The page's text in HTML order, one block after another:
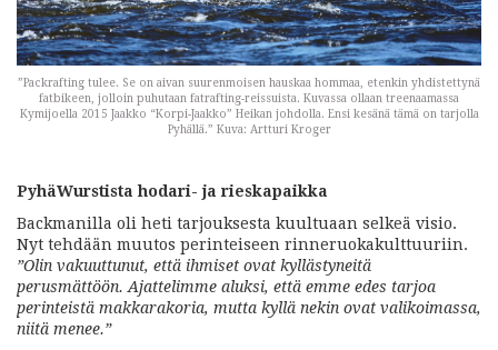
”Packrafting tulee. Se on aivan suurenmoisen hauskaa hommaa, etenkin yhdistettynä
fatbikeen, jolloin puhutaan fatrafting-reissuista. Kuvassa ollaan treenaamassa
Kymijoella 2015 Jaakko “Korpi-Jaakko” Heikan johdolla. Ensi kesänä tämä on tarjolla
Pyhällä.” Kuva: Artturi Kroger
PyhäWurstista hodari- ja rieskapaikka
Backmanilla oli heti tarjouksesta kuultuaan selkeä visio.
Nyt tehdään muutos perinteiseen rinneruokakulttuuriin.
”Olin vakuuttunut, että ihmiset ovat kyllästyneitä
perusmättöön. Ajattelimme aluksi, että emme edes tarjoa
perinteistä makkarakoria, mutta kyllä nekin ovat valikoimassa,
niitä menee.”